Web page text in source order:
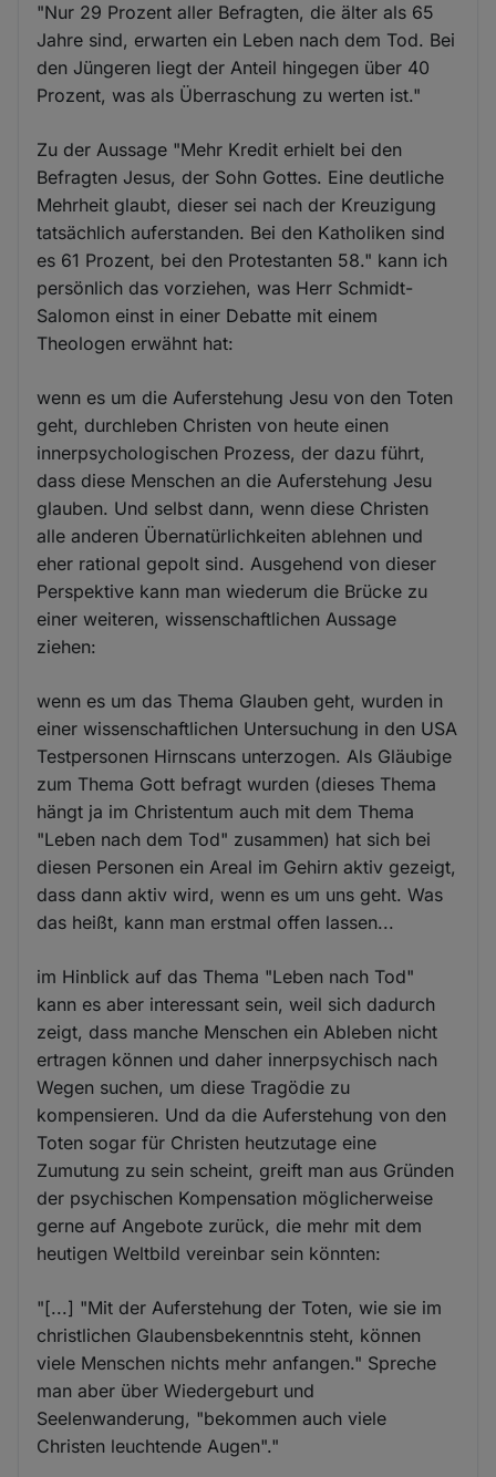
"Nur 29 Prozent aller Befragten, die älter als 65
Jahre sind, erwarten ein Leben nach dem Tod. Bei
den Jüngeren liegt der Anteil hingegen über 40
Prozent, was als Überraschung zu werten ist."
Zu der Aussage "Mehr Kredit erhielt bei den
Befragten Jesus, der Sohn Gottes. Eine deutliche
Mehrheit glaubt, dieser sei nach der Kreuzigung
tatsächlich auferstanden. Bei den Katholiken sind
es 61 Prozent, bei den Protestanten 58." kann ich
persönlich das vorziehen, was Herr Schmidt-
Salomon einst in einer Debatte mit einem
Theologen erwähnt hat:
wenn es um die Auferstehung Jesu von den Toten
geht, durchleben Christen von heute einen
innerpsychologischen Prozess, der dazu führt,
dass diese Menschen an die Auferstehung Jesu
glauben. Und selbst dann, wenn diese Christen
alle anderen Übernatürlichkeiten ablehnen und
eher rational gepolt sind. Ausgehend von dieser
Perspektive kann man wiederum die Brücke zu
einer weiteren, wissenschaftlichen Aussage
ziehen:
wenn es um das Thema Glauben geht, wurden in
einer wissenschaftlichen Untersuchung in den USA
Testpersonen Hirnscans unterzogen. Als Gläubige
zum Thema Gott befragt wurden (dieses Thema
hängt ja im Christentum auch mit dem Thema
"Leben nach dem Tod" zusammen) hat sich bei
diesen Personen ein Areal im Gehirn aktiv gezeigt,
dass dann aktiv wird, wenn es um uns geht. Was
das heißt, kann man erstmal offen lassen...
im Hinblick auf das Thema "Leben nach Tod"
kann es aber interessant sein, weil sich dadurch
zeigt, dass manche Menschen ein Ableben nicht
ertragen können und daher innerpsychisch nach
Wegen suchen, um diese Tragödie zu
kompensieren. Und da die Auferstehung von den
Toten sogar für Christen heutzutage eine
Zumutung zu sein scheint, greift man aus Gründen
der psychischen Kompensation möglicherweise
gerne auf Angebote zurück, die mehr mit dem
heutigen Weltbild vereinbar sein könnten:
"[...] "Mit der Auferstehung der Toten, wie sie im
christlichen Glaubensbekenntnis steht, können
viele Menschen nichts mehr anfangen." Spreche
man aber über Wiedergeburt und
Seelenwanderung, "bekommen auch viele
Christen leuchtende Augen"."